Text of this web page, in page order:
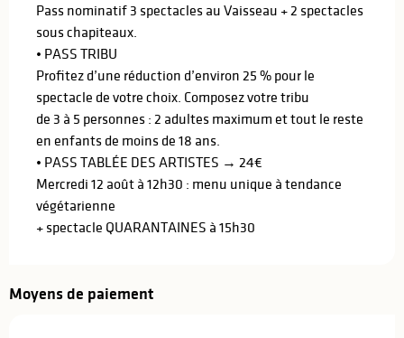
Pass nominatif 3 spectacles au Vaisseau + 2 spectacles
sous chapiteaux.
• PASS TRIBU
Profitez d’une réduction d’environ 25 % pour le
spectacle de votre choix. Composez votre tribu
de 3 à 5 personnes : 2 adultes maximum et tout le reste
en enfants de moins de 18 ans.
• PASS TABLÉE DES ARTISTES → 24€
Mercredi 12 août à 12h30 : menu unique à tendance
végétarienne
+ spectacle QUARANTAINES à 15h30
Moyens de paiement